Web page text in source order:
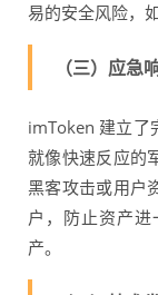
易的安全风险，
（三）应急
imToken 建立了
就像快速反应的
黑客攻击或用户
户，防止资产
产。